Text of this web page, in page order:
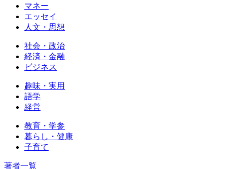
マネー
エッセイ
人文・思想
社会・政治
経済・金融
ビジネス
趣味・実用
語学
経営
教育・学参
暮らし・健康
子育て
著者一覧